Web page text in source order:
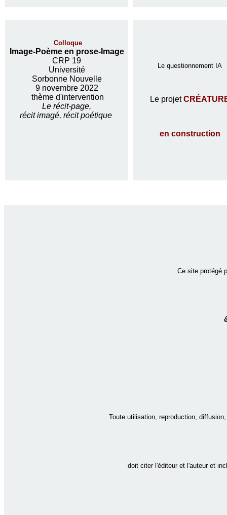
Colloque
Image-Poème en prose-Image
CRP 19
Université
Sorbonne Nouvelle
9 novembre 2022
thème d'intervention
Le récit-page,
récit imagé, récit poétique
Le questionnement IA
Le projet
en construction
Ce site protégé
Toute utilisation, reproduction,
doit citer l'éditeur et l'auteur et